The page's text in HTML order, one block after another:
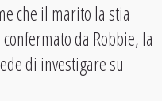
che il marito la stia
da Robbie, la
di investigare su